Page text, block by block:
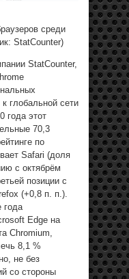
среди
StatCounter)
StatCounter,
глобальной сети
года этот
70,3
по
Safari (доля
с октябрём
позиции с
(+0,8 п. п.).
года
Edge на
Chromium,
8,1 %
не без
со стороны